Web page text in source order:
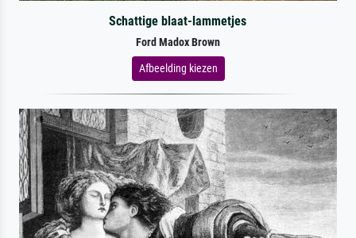
Schattige blaat-lammetjes
Ford Madox Brown
Afbeelding kiezen